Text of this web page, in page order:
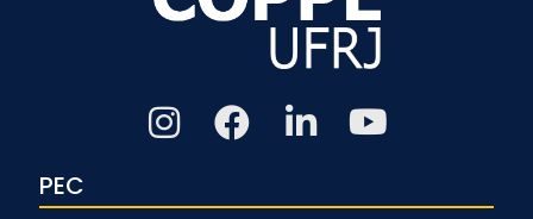
PEC